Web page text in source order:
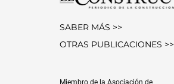
SABER MÁS >>
OTRAS PUBLICACIONES >>
Miembro de la Asociación de